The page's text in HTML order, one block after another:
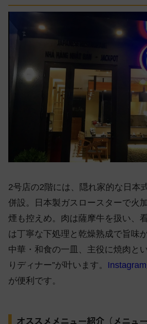
2号店の2階には、隠れ家的な日本
併設。日本製ガスロースターで火
煙も控えめ。肉は薩摩牛を扱い、
は丁寧な下処理と乾燥熟成で旨味
中華・和食の一皿、主役に焼肉と
りディナー”が叶います。 Instagram
が便利です。
オススメメニュー紹介（メニュ